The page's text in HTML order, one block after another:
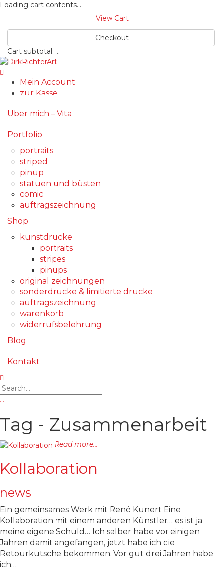
Loading cart contents...
View Cart
Checkout
Cart subtotal: …
Mein Account
zur Kasse
Über mich – Vita
Portfolio
portraits
striped
pinup
statuen und büsten
comic
auftragszeichnung
Shop
kunstdrucke
portraits
stripes
pinups
original zeichnungen
sonderdrucke & limitierte drucke
auftragszeichnung
warenkorb
widerrufsbelehrung
Blog
Kontakt
…
Tag - Zusammenarbeit
Read more...
Kollaboration
news
Ein gemeinsames Werk mit René Kunert Eine
Kollaboration mit einem anderen Künstler… es ist ja
meine eigene Schuld… Ich selber habe vor einigen
Jahren damit angefangen, jetzt habe ich die
Retourkutsche bekommen. Vor gut drei Jahren habe
ich…